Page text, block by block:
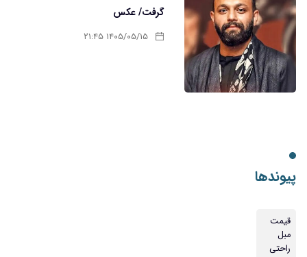
گرفت/ عکس
۱۴۰۵/۰۵/۱۵ ۲۱:۴۵
پیوندها
قیمت
مبل
راحتی